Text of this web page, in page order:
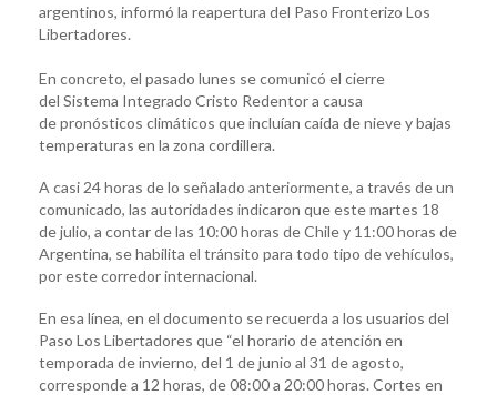
argentinos, informó la reapertura del Paso Fronterizo Los
Libertadores.
En concreto, el pasado lunes se comunicó el cierre
del Sistema Integrado Cristo Redentor a causa
de pronósticos climáticos que incluían caída de nieve y bajas
temperaturas en la zona cordillera.
A casi 24 horas de lo señalado anteriormente, a través de un
comunicado, las autoridades indicaron que este martes 18
de julio, a contar de las 10:00 horas de Chile y 11:00 horas de
Argentina, se habilita el tránsito para todo tipo de vehículos,
por este corredor internacional.
En esa línea, en el documento se recuerda a los usuarios del
Paso Los Libertadores que “el horario de atención en
temporada de invierno, del 1 de junio al 31 de agosto,
corresponde a 12 horas, de 08:00 a 20:00 horas. Cortes en